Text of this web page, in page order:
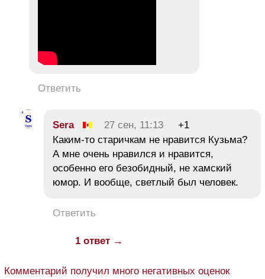
Ответить
Sera 27 сен, 11:13
+1
Каким-то старичкам не нравится Кузьма?
А мне очень нравился и нравится,
особенно его безобидный, не хамский
юмор. И вообще, светлый был человек.
Ответить
1 ответ →
Комментарий получил много негативных оценок